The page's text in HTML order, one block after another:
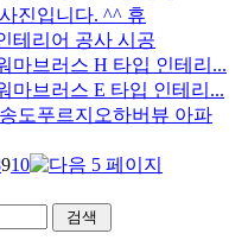
진입니다. ^^ 휴
테리어 공사 시공
마브러스 H 타입 인테리...
마브러스 E 타입 인테리...
도푸르지오하버뷰 아파
910